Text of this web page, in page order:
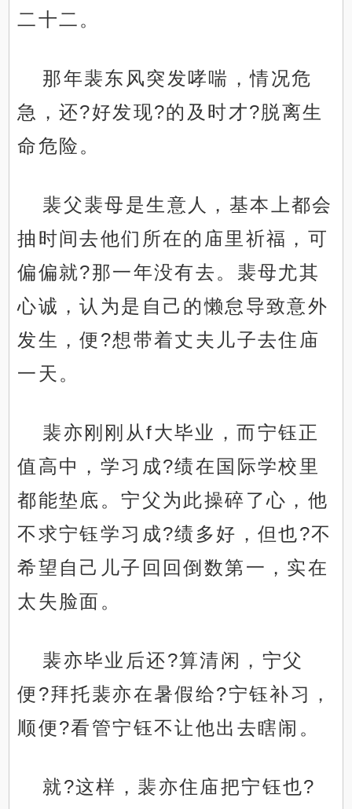
二十二。
那年裴东风突发哮喘，情况危
急，还?好发现?的及时才?脱离生
命危险。
裴父裴母是生意人，基本上都会
抽时间去他们所在的庙里祈福，可
偏偏就?那一年没有去。裴母尤其
心诚，认为是自己的懒怠导致意外
发生，便?想带着丈夫儿子去住庙
一天。
裴亦刚刚从f大毕业，而宁钰正
值高中，学习成?绩在国际学校里
都能垫底。宁父为此操碎了心，他
不求宁钰学习成?绩多好，但也?不
希望自己儿子回回倒数第一，实在
太失脸面。
裴亦毕业后还?算清闲，宁父
便?拜托裴亦在暑假给?宁钰补习，
顺便?看管宁钰不让他出去瞎闹。
就?这样，裴亦住庙把宁钰也?